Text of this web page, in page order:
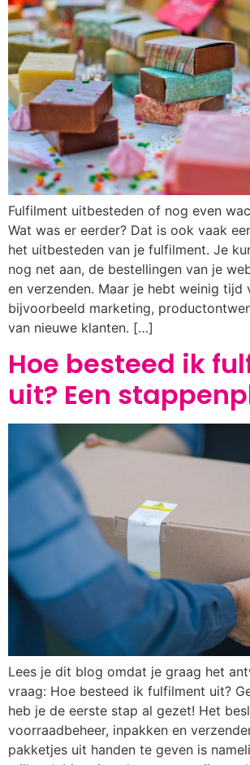
Fulfilment uitbesteden of nog even
Wat was er eerder? Dat is ook vaak
het uitbesteden van je fulfilment. Je
nog net aan, de bestellingen van je
en verzenden. Maar je hebt weinig tijd
bijvoorbeeld marketing,
van nieuwe klanten. […]
Hoe besteed ik
uit? Een
Lees je dit blog omdat je graag het
vraag: Hoe besteed ik fulfilment uit?
heb je de eerste stap al gezet! Het
voorraadbeheer, inpakken en
pakketjes uit handen te geven is